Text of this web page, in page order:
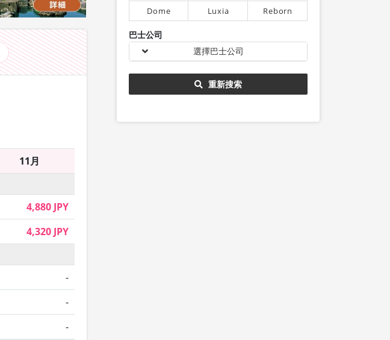
11月
4,880 JPY
4,320 JPY
-
-
-
Dome
Luxia Reborn
巴士公司
選擇巴士公司
重新搜索